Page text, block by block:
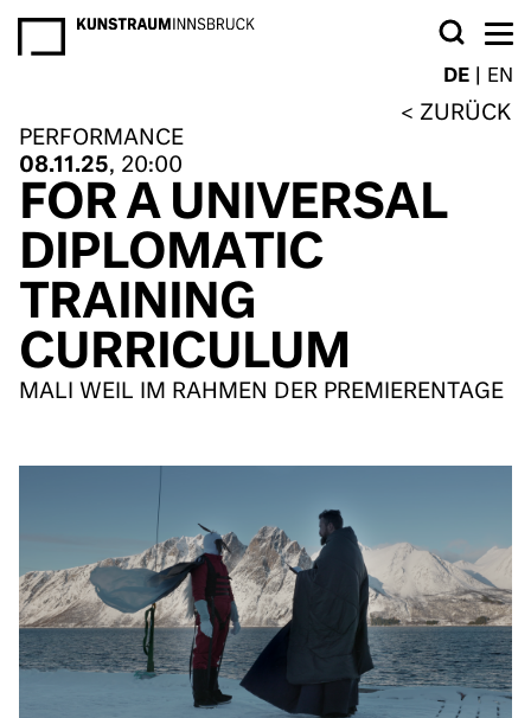
DE EN
ZURÜCK
PERFORMANCE
08.11.25, 20:00
FOR A UNIVERSAL
DIPLOMATIC
TRAINING
CURRICULUM
MALI WEIL IM RAHMEN DER PREMIERENTAGE